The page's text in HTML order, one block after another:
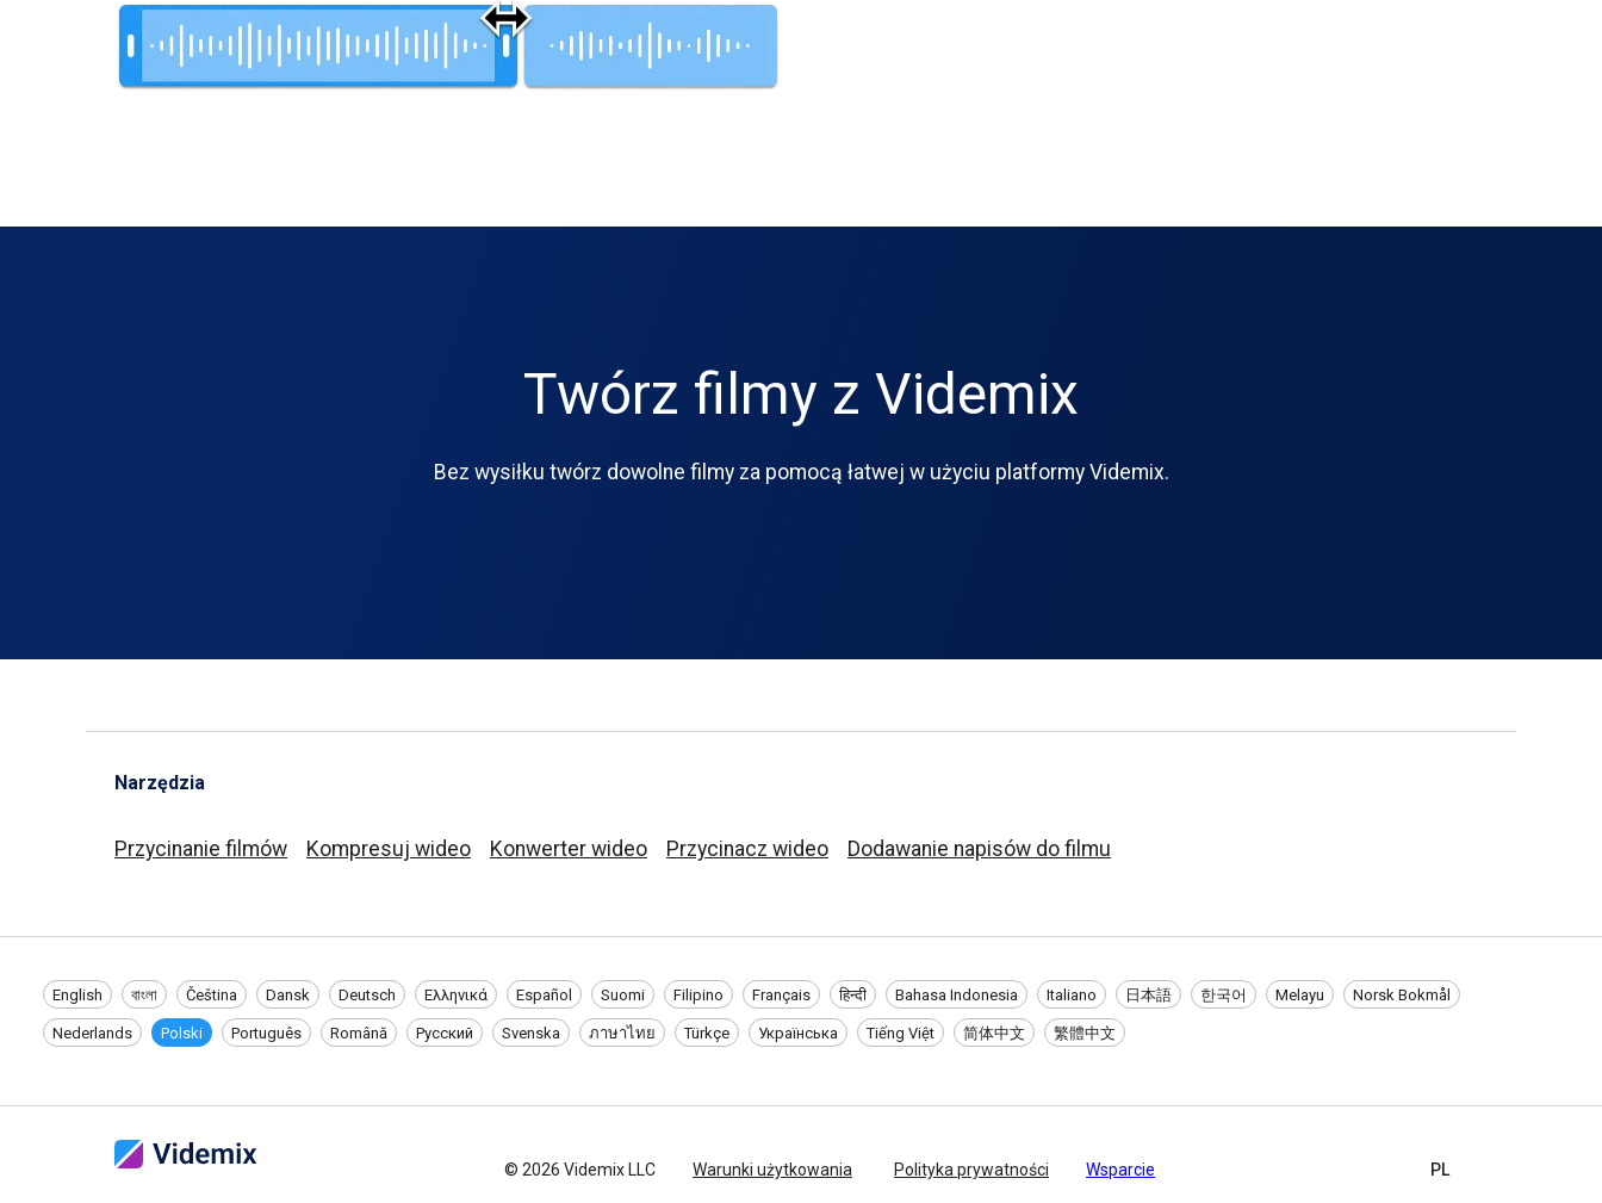
Twórz filmy z Videmix
Bez wysiłku twórz dowolne filmy za pomocą łatwej w użyciu platformy Videmix.
Narzędzia
Przycinanie filmów Kompresuj wideo Konwerter wideo Przycinacz wideo Dodawanie napisów do filmu
English বাংলা Čeština Dansk Deutsch Ελληνικά Español Suomi Filipino Français हिन्दी Bahasa Indonesia Italiano 日本語 한국어 Melayu Norsk Bokmål
Nederlands Polski Português Română Русский Svenska ภาษาไทย Türkçe Українська Tiếng Việt 简体中文 繁體中文
© 2026 Videmix LLC Warunki użytkowania Polityka prywatności Wsparcie PL